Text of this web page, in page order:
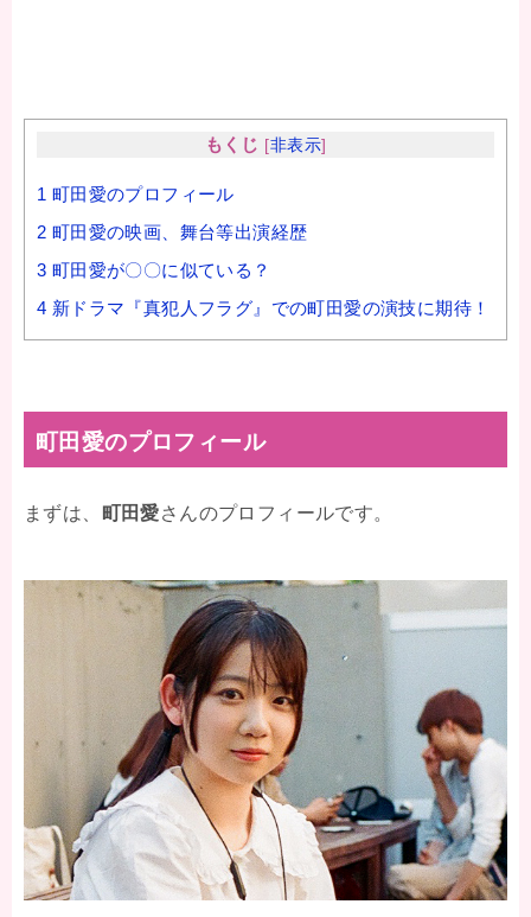
もくじ [非表示]
1 町田愛のプロフィール
2 町田愛の映画、舞台等出演経歴
3 町田愛が〇〇に似ている？
4 新ドラマ『真犯人フラグ』での町田愛の演技に期待！
町田愛のプロフィール
まずは、 町田愛さんのプロフィールです。